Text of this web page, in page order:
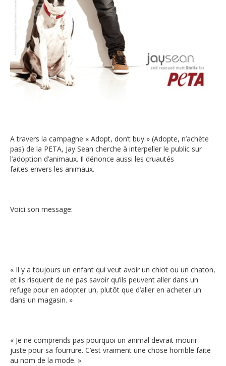
A travers la campagne « Adopt, don’t buy » (Adopte, n’achète
pas) de la PETA, Jay Sean cherche à interpeller le public sur
l’adoption d’animaux. Il dénonce aussi les cruautés
faites envers les animaux.
Voici son message:
« Il y a toujours un enfant qui veut avoir un chiot ou un chaton,
et ils risquent de ne pas savoir qu’ils peuvent aller dans un
refuge pour en adopter un, plutôt que d’aller en acheter un
dans un magasin. »
« Je ne comprends pas pourquoi un animal devrait mourir
juste pour sa fourrure. C’est vraiment une chose horrible faite
au nom de la mode. »